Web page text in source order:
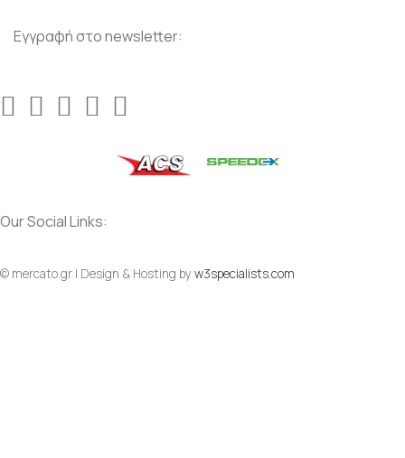
Εγγραφή στο newsletter:
Our Social Links:
© mercato.gr | Design & Hosting by w3specialists.com